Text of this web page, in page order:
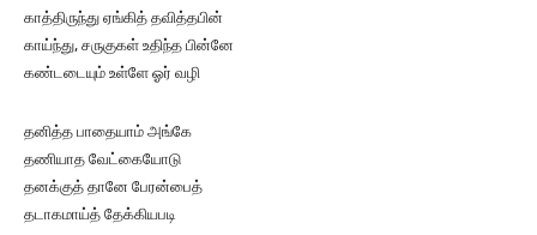
காத்திருந்து ஏங்கித் தவித்தபின்
காய்ந்து, சருகுகள் உதிந்த பின்னே
கண்டடையும் உள்ளே ஓர் வழி
தனித்த பாதையாம் அங்கே
தணியாத வேட்கையோடு
தனக்குத் தானே பேரன்பைத்
தடாகமாய்த் தேக்கியபடி